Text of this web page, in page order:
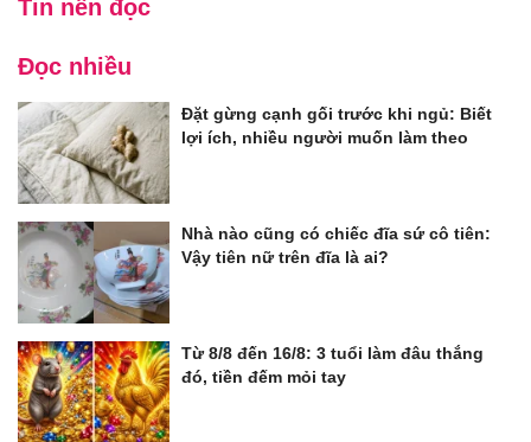
Tin nên đọc
Đọc nhiều
Đặt gừng cạnh gối trước khi ngủ: Biết
lợi ích, nhiều người muốn làm theo
Nhà nào cũng có chiếc đĩa sứ cô tiên:
Vậy tiên nữ trên đĩa là ai?
Từ 8/8 đến 16/8: 3 tuổi làm đâu thắng
đó, tiền đếm mỏi tay